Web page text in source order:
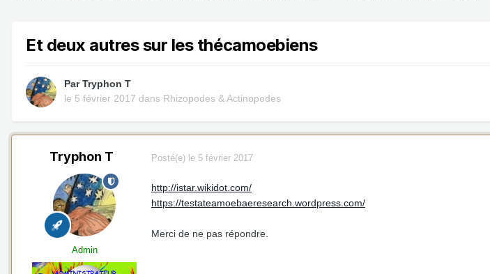
Et deux autres sur les thécamoebiens
ParTryphon T
le 5 février 2017 dans Rhizopodes & Actinopodes
Tryphon T
Admin
Posté(e) le 5 février 2017
http://istar.wikidot.com/
https://testateamoebaeresearch.wordpress.com/
Merci de ne pas répondre.